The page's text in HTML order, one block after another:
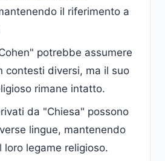
il riferimento a
potrebbe assumere
contesti diversi, ma il suo
rimane intatto.
da "Chiesa" possono
lingue, mantenendo
loro legame religioso.